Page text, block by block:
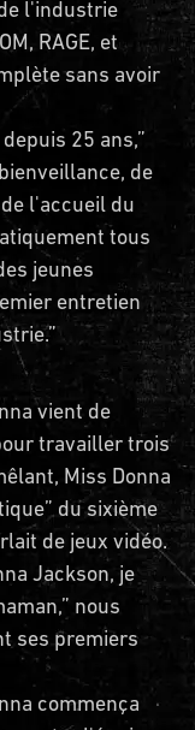
l'industrie
RAGE, et
sans avoir
25 ans,”
de
l'accueil du
tous
jeunes
entretien
vient de
travailler trois
Miss Donna
du sixième
de jeux vidéo.
Jackson, je
nous
ses premiers
commença